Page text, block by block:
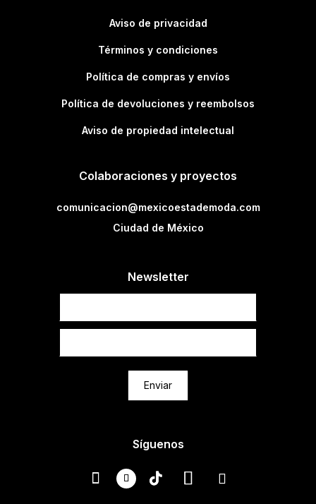
Aviso de privacidad
Términos y condiciones
Política de compras y envíos
Política de devoluciones y reembolsos
Aviso de propiedad intelectual
Colaboraciones y proyectos
comunicacion@mexicoestademoda.com
Ciudad de México
Newsletter
Enviar
Síguenos